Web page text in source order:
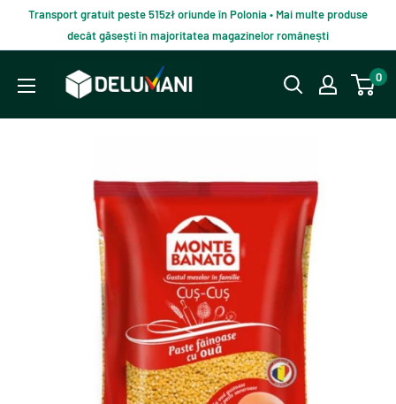
continut
Transport gratuit peste 515zł oriunde în Polonia • Mai multe produse
decât găsești în majoritatea magazinelor românești
Delumani
Magazin
0